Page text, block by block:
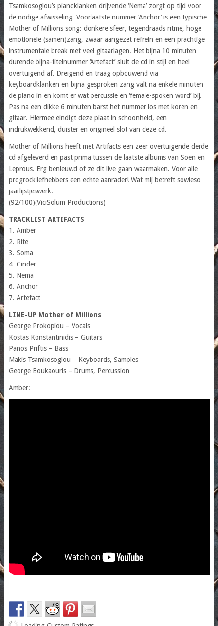
Tsamkosoglou’s pianoklanken drijvende ‘Nema’ zorgt op tijd voor
de nodige afwisseling. Voorlaatste nummer ‘Anchor’ is een typische
Mother of Millions song: donkere sfeer, tegendraads ritme, hoge
emotionele (samen)zang, zwaar aangezet refrein en een prachtige
instrumentale break met veel gitaarlagen. Het bijna 10 minuten
durende bijna-titelnummer ‘Artefact’ sluit de cd in stijl en heel
overtuigend af. Dreigend en traag opbouwend via
keyboardklanken en bijna gesproken zang valt na enkele minuten
de piano in en komt er wat percussie en ‘female-spoken word’ bij.
Pas na een dikke 6 minuten barst het nummer los met koren en
gitaar. Hiermee eindigt deze plaat in schoonheid, een
indrukwekkend, duister en origineel slot van deze cd.
Mother of Millions heeft met Artifacts een zeer overtuigende derde
cd afgeleverd en past prima tussen de laatste albums van Soen en
Leprous. Erg benieuwd of ze dit live gaan waarmaken. Voor alle
progrockliefhebbers een echte aanrader! Wat mij betreft sowieso
jaarlijstjeswerk.
(92/100)(ViciSolum Productions)
TRACKLIST ARTIFACTS
1. Amber
2. Rite
3. Soma
4. Cinder
5. Nema
6. Anchor
7. Artefact
LINE-UP Mother of Millions
George Prokopiou – Vocals
Kostas Konstantinidis – Guitars
Panos Priftis – Bass
Makis Tsamkosoglou – Keyboards, Samples
George Boukaouris – Drums, Percussion
Amber: